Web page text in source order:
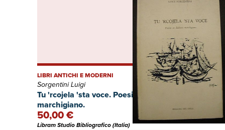
Tu 'rcojela 'sta voce. Poesie in dialetto
marchigiano.
LIBRI ANTICHI E MODERNI
Sorgentini Luigi
50,00 €
Libram Studio Bibliografico (Italia)